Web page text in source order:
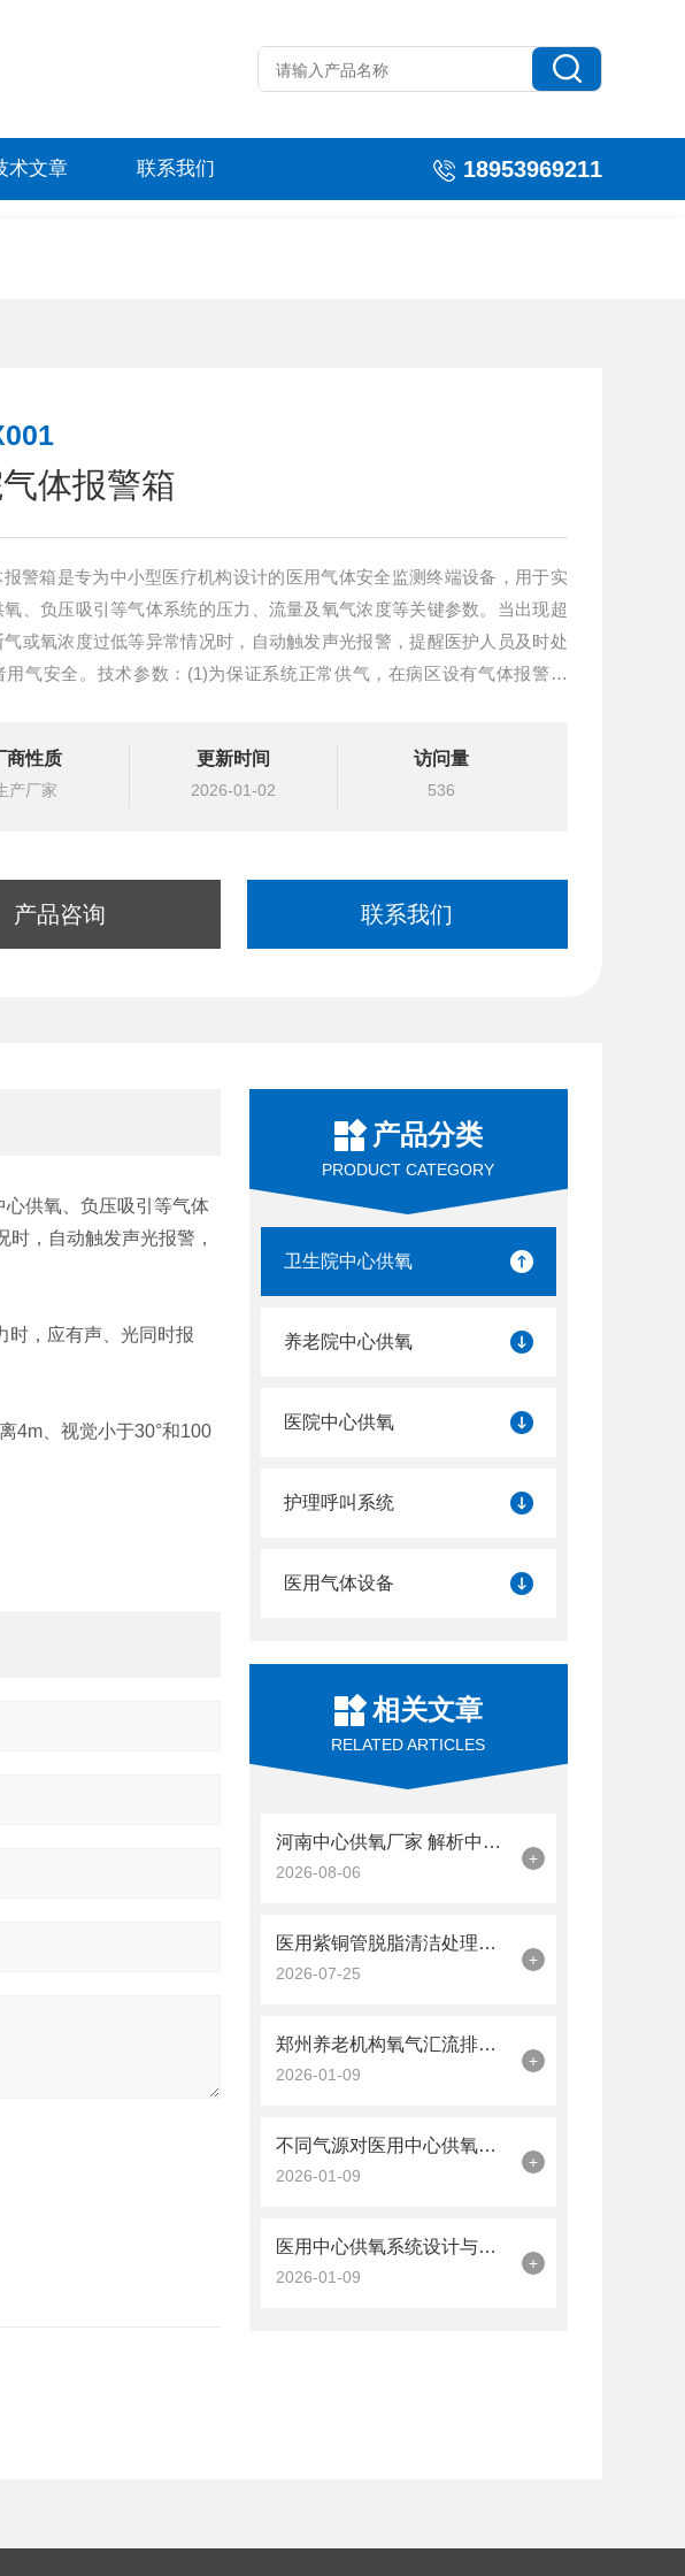
术文章 联系我们 18953969211
体报警箱
报警箱是专为中小型医疗机构设计的医用气体安全监测终端设备，用于实
氧、负压吸引等气体系统的压力、流量及氧气浓度等关键参数。当出现超
气或氧浓度过低等异常情况时，自动触发声光报警，提醒医护人员及时处
用气安全。技术参数：(1)为保证系统正常供气，在病区设有气体报警装
商性质
产厂家
更新时间
2026-01-02
访问量
536
产品咨询 联系我们
产品分类
PRODUCT CATEGORY
卫生院中心供氧
养老院中心供氧
医院中心供氧
护理呼叫系统
医用气体设备
相关文章
RELATED ARTICLES
河南中心供氧厂家 解析中小型医院供氧系统标准化安装步骤
2026-08-06
+
医用紫铜管脱脂清洁处理工艺，杜绝供氧安全隐患
2026-07-25
+
郑州养老机构氧气汇流排稳压装置选型
2026-01-09
+
不同气源对医用中心供氧系统设计的影响
2026-01-09
+
医用中心供氧系统设计与标准化施工技术要点
2026-01-09
+
供氧、负压吸引等气体
，自动触发声光报警，
时，应有声、光同时报
4m、视觉小于30°和100